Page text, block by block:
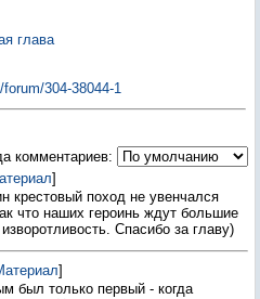
глава
304-38044-1
комментариев:
]
крестовый поход не увенчался
что наших героинь ждут большие
Спасибо за главу)
]
был только первый - когда